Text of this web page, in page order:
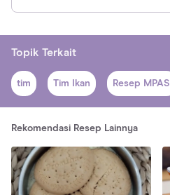
Topik Terkait
tim Tim Ikan Resep MPASI
Rekomendasi Resep Lainnya